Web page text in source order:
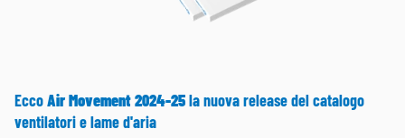
EccoAir Movement 2024-25la nuova release del catalogo
ventilatori e lame d'aria